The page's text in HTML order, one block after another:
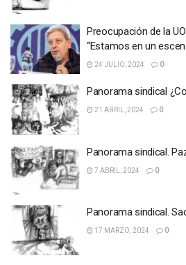
Preocupación de la
“Estamos en un
24 JULIO, 2024 0
Panorama sindical
21 ABRIL, 2024 0
Panorama sindical.
7 ABRIL, 2024 0
Panorama sindical.
17 MARZO, 2024 0